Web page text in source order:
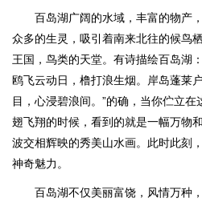
百岛湖广阔的水域，丰富的物产
众多的生灵，吸引着南来北往的候鸟
王国，鸟类的天堂。有诗描绘百岛湖
鸥飞云动日，橹打浪生烟。岸岛蓬莱
目，心浸碧浪间。”的确，当你伫立
翅飞翔的时候，看到的就是一幅万物
波交相辉映的秀美山水画。此时此刻
神奇魅力。
百岛湖不仅美丽富饶，风情万种